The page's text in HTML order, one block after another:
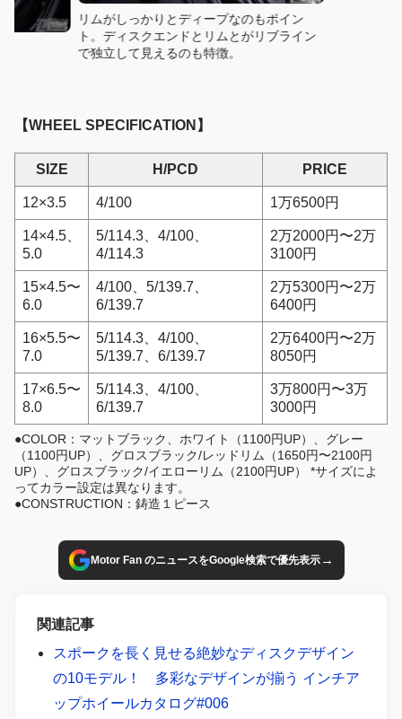
リムがしっかりとディープなのもポイン
ト。ディスクエンドとリムとがリブライン
で独立して見えるのも特徴。
【WHEEL SPECIFICATION】
SIZE H/PCD PRICE
12×3.5 4/100 1万6500円
14×4.5、
5.0
5/114.3、4/100、
4/114.3
2万2000円〜2万
3100円
15×4.5〜
6.0
4/100、5/139.7、
6/139.7
2万5300円〜2万
6400円
16×5.5〜
7.0
5/114.3、4/100、
5/139.7、6/139.7
2万6400円〜2万
8050円
17×6.5〜
8.0
5/114.3、4/100、
6/139.7
3万800円〜3万
3000円
●COLOR：マットブラック、ホワイト（1100円UP）、グレー
（1100円UP）、グロスブラック/レッドリム（1650円〜2100円
UP）、グロスブラック/イエローリム（2100円UP） *サイズによ
ってカラー設定は異なります。
●CONSTRUCTION：鋳造１ピース
Motor Fan のニュースをGoogle検索で優先表示→
関連記事
スポークを長く見せる絶妙なディスクデザイン
の10モデル！ 多彩なデザインが揃う インチア
ップホイールカタログ#006